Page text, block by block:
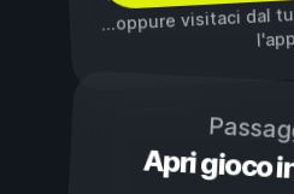
...oppure visitaci dal
l'app
Apri gioco